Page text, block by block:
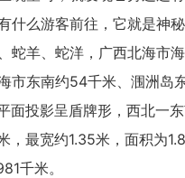
什么游客前往，它就是神
蛇羊、蛇洋，广西北海市
市东南约54千米、涠洲岛
面投影呈盾牌形，西北一
，最宽约1.35米，面积为
千米。